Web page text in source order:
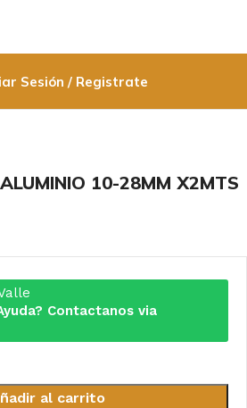
Sesión / Registrate
10-28MM X2MTS
Contactanos via
al carrito